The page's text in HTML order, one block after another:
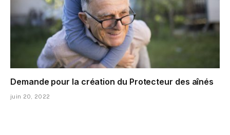
Demande pour la création du Protecteur des aînés
juin 20, 2022